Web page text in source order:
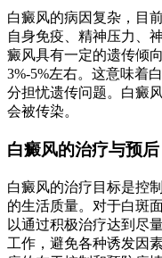
白癜风的病因复杂，目
自身免疫、精神压力、
癜风具有一定的遗传倾
3%-5%左右。这意味着
分担忧遗传问题。白癜
会被传染。
白癜风的治疗与预后
白癜风的治疗目标是控
的生活质量。对于白斑
以通过积极治疗达到尽
工作，避免各种诱发因